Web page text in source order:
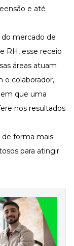
e até
mercado de
RH, esse receio
áreas atuam
o colaborador,
que uma
nos resultados
forma mais
para atingir